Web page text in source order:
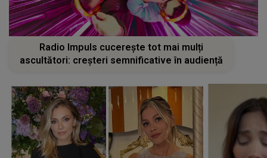
Radio Impuls cucerește tot mai mulți
ascultători: creșteri semnificative în audiență